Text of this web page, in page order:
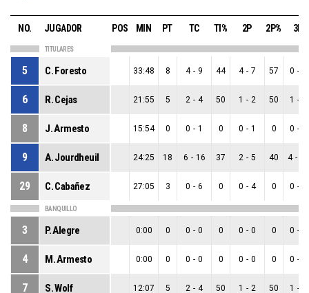
NO. JUGADOR POS MIN PT TC TI% 2P 2P% 3P
TITULARES
5 C. Foresto 33:48 8 4 - 9 44 4 - 7 57 0 -
6 R. Cejas 21:55 5 2 - 4 50 1 - 2 50 1 -
8 J. Armesto 15:54 0 0 - 1 0 0 - 1 0 0 -
9 A. Jourdheuil 24:25 18 6 - 16 37 2 - 5 40 4 -
29 C. Cabañez 27:05 3 0 - 6 0 0 - 4 0 0 -
BANQUILLO
3 P. Alegre 0:00 0 0 - 0 0 0 - 0 0 0 -
4 M. Armesto 0:00 0 0 - 0 0 0 - 0 0 0 -
7 S. Wolf 12:07 5 2 - 4 50 1 - 2 50 1 -